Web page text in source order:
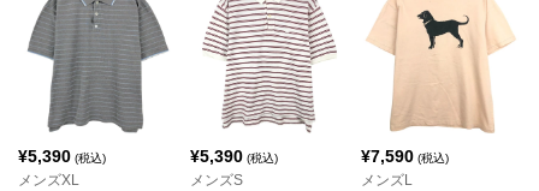
¥5,390 (税込)
メンズXL
¥5,390(税込)
メンズS
¥7,590 (税込)
メンズL